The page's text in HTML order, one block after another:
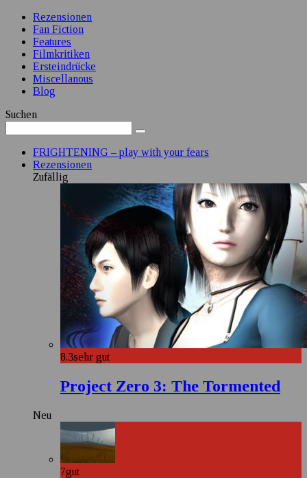
Rezensionen
Fan Fiction
Features
Filmkritiken
Ersteindrücke
Miscellanous
Blog
Suchen
FRIGHTENING – play with your fears
Rezensionen
Zufällig
8.3sehr gut
Project Zero 3: The Tormented
Neu
7gut